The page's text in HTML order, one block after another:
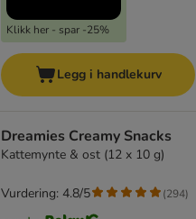
Klikk her - spar -25%
Legg i handlekurv
Dreamies Creamy Snacks
Kattemynte & ost (12 x 10 g)
Vurdering: 4.8/5 (294)